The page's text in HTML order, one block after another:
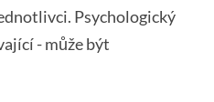
Psychologický
- může být